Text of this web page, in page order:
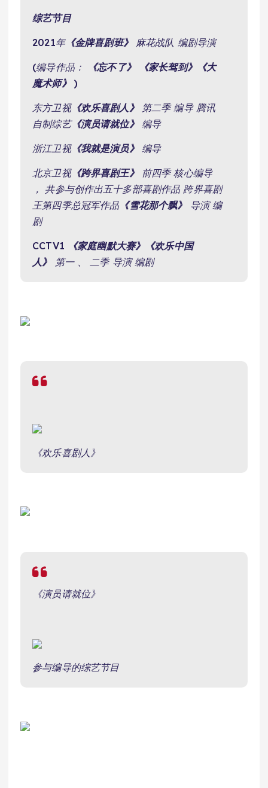
综艺节目
2021年《金牌喜剧班》 麻花战队 编剧导演
(编导作品： 《忘不了》 《家长驾到》
《大
魔术师》 )
东方卫视《欢乐喜剧人》
第二季 编导 腾讯
自制综艺《演员请就位》 编导
浙江卫视《我就是演员》 编导
北京卫视《跨界喜剧王》
前四季 核心编导
， 共参与创作出五十多部喜剧作品 跨界喜剧
王第四季总冠军作品 《雪花那个飘》
导演 编
剧
CCTV1 《家庭幽默大赛》
《欢乐中国
人》
第一 、 二季 导演 编剧
《欢乐喜剧人》
《演员请就位》
参与编导的综艺节目